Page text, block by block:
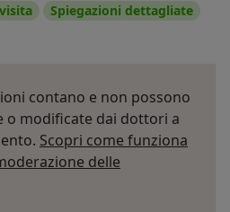
Spiegazioni dettagliate
contano e non possono
o modificate dai dottori a
Scopri come funziona
delle